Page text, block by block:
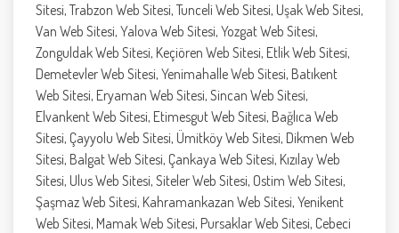
Sitesi, Trabzon Web Sitesi, Tunceli Web Sitesi, Uşak Web Sitesi,
Van Web Sitesi, Yalova Web Sitesi, Yozgat Web Sitesi,
Zonguldak Web Sitesi, Keçiören Web Sitesi, Etlik Web Sitesi,
Demetevler Web Sitesi, Yenimahalle Web Sitesi, Batıkent
Web Sitesi, Eryaman Web Sitesi, Sincan Web Sitesi,
Elvankent Web Sitesi, Etimesgut Web Sitesi, Bağlıca Web
Sitesi, Çayyolu Web Sitesi, Ümitköy Web Sitesi, Dikmen Web
Sitesi, Balgat Web Sitesi, Çankaya Web Sitesi, Kızılay Web
Sitesi, Ulus Web Sitesi, Siteler Web Sitesi, Ostim Web Sitesi,
Şaşmaz Web Sitesi, Kahramankazan Web Sitesi, Yenikent
Web Sitesi, Mamak Web Sitesi, Pursaklar Web Sitesi, Cebeci